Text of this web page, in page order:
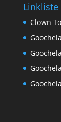
Linkliste
Clown